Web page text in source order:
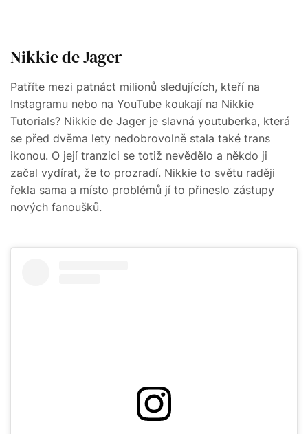
Nikkie de Jager
Patříte mezi patnáct milionů sledujících, kteří na
Instagramu nebo na YouTube koukají na Nikkie
Tutorials? Nikkie de Jager je slavná youtuberka, která
se před dvěma lety nedobrovolně stala také trans
ikonou. O její tranzici se totiž nevědělo a někdo ji
začal vydírat, že to prozradí. Nikkie to světu raději
řekla sama a místo problémů jí to přineslo zástupy
nových fanoušků.